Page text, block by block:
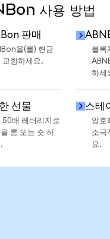
사용 방법
판매
을(를) 현금
교환하세요.
블록
하세
선물
50배 레버리지로
롱 또는 숏 하
스테
암호
소극
요.